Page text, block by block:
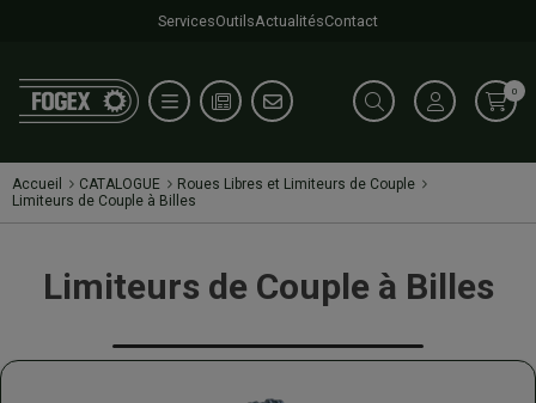
ServicesOutilsActualitésContact
0
Accueil CATALOGUE
Roues Libres et Limiteurs de Couple
Limiteurs de Couple à Billes
Limiteurs de Couple à Billes